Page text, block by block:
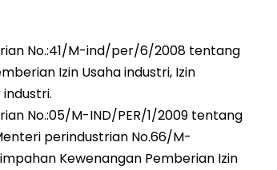
No.:41/M-ind/per/6/2008 tentang
Izin Usaha industri, Izin
No.:05/M-IND/PER/1/2009 tentang
perindustrian No.66/M-
Kewenangan Pemberian Izin